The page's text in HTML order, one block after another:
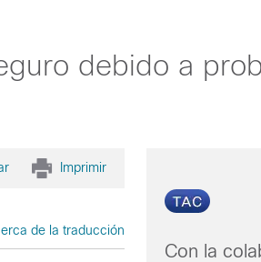
debido a
Imprimir
de la traducción
Con la